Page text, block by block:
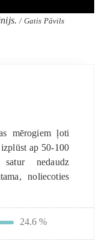
/ Gatis Pāvils
mērogiem ļoti
ap 50-100
nedaudz
noliecoties
24.6 %